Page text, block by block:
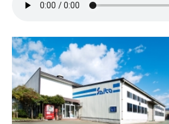
やまがた情熱市場